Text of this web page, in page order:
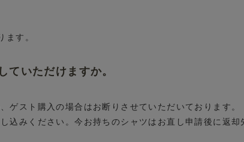
ます。
ていただけますか。
ゲスト購入の場合はお断りさせていただいております。
込みください。今お持ちのシャツはお直し申請後に返